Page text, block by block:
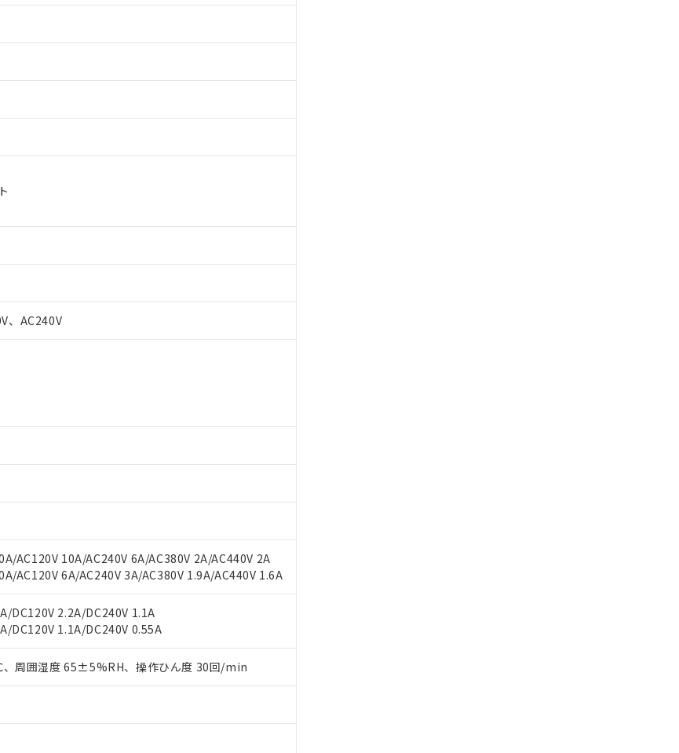
、AC240V
AC120V 10A/AC240V 6A/AC380V 2A/AC440V 2A
AC120V 6A/AC240V 3A/AC380V 1.9A/AC440V 1.6A
DC120V 2.2A/DC240V 1.1A
DC120V 1.1A/DC240V 0.55A
周囲湿度 65±5%RH、操作ひん度 30回/min
き、同意のうえご利用ください。
扱商品の中には、本サービスの対象外となる商品もあることをご了承ください。
た時点での実際の在庫および標準価格とは異なる場合があることをご了承くださ
ください。
売店や当社販売拠点は「販売ネットワーク
」をご確認ください。
価格結果を当社の事前の承諾なく第三者に漏洩または開示しないようお願いしま
品リスト作成サービス）をご利用いただくには、I-Webメンバーズにご登録され
す。
イト上で当社にご登録された部品リストについて、当社および当社の共同利用者
ービスに関するお客様との取引・商談に必要な範囲で利用することをご了承くだ
は、
令（10物質）の非含有に対応した製品が提供可能な商品です。
10物質）の非含有に対応した製品に切り替える予定のある商品です。
令（10物質）の非含有に非対応の商品で、対応品を出す予定はありません。
令（10物質）の非含有の対応状況を調査中または確認中の商品です。
ど無形物で、有害物質有無と関係のない商品です。
含有部品としていたものが、含有品と判明した場合などやむを得ず変更すること
1000ppm以下、 カドミウム(Cd) 100ppm以下、
いては閾値を超える意図的な使用がないことを確認しています。
どにより、予定月が前後することがあります。
ンロード
ンロードすることができます。
社基準）
率が中国RoHSの基準値以下であることを示します。
率が中国RoHSの基準値を超えていることを示します。
販売部門へお問い合わせください。
ポリ臭化ビフェニル類) : 1000ppm、 PBDEs(ポリ臭化ジフェニルエーテル類) : 1000ppm、
、 DIBP(フタル酸ジイソブチル) : 1000ppm、 BBP(フタル酸ブチルベンジル) : 1000ppm、
シル)) : 1000ppm
）のすべてが基準値以下であることを示します。
において有害物質が外部に漏えいし、環境に深刻な影響を及ぼさない年数を意
をとります。
しません。
第三者に販売する場合は、上記1、2および3の内容を当該第三者に通知します。
および販売に係わる関係者が違法に輸出するおそれがある場合は、取り引きをい
合意する キャンセル
ないが在庫あり
社販売員にご確認ください)